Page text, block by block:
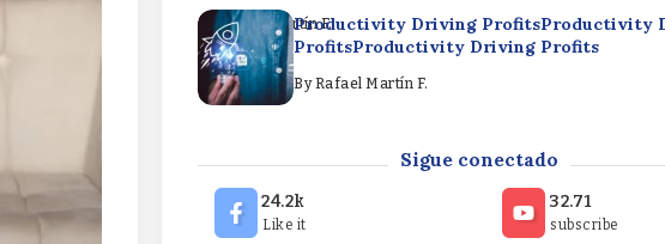
By Rafael Martín F.Productivity Driving ProfitsProductivity
ProfitsProductivity Driving Profits
By Rafael Martín F.
Elizabeth Warren backs crypto rules, rejects CLARITY
ActElizabeth Warren backs crypto rules, rejects
ActElizabeth Warren backs crypto rules, rejects
ByRafael Martín F.
Sigue conectado
24.2k
Like it
32.71
subscribe